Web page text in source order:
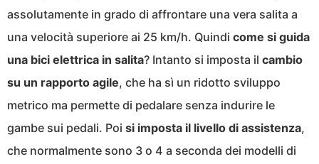
assolutamente in grado di affrontare una vera salita a
una velocità superiore ai 25 km/h. Quindi come si guida
una bici elettrica in salita? Intanto si imposta il cambio
su un rapporto agile, che ha sì un ridotto sviluppo
metrico ma permette di pedalare senza indurire le
gambe sui pedali. Poi si imposta il livello di assistenza,
che normalmente sono 3 o 4 a seconda dei modelli di